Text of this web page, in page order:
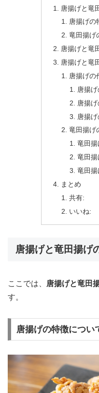
唐揚げと竜
唐揚げの
竜田揚げ
唐揚げと竜
唐揚げと竜
唐揚げの
唐揚げ
唐揚
唐揚
竜田揚げ
竜田揚
竜田
竜田揚
まとめ
共有:
いいね:
唐揚げと竜田揚げ
ここでは、 唐揚げと竜田
す。
唐揚げの特徴につい